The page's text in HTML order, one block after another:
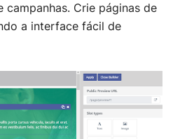
campanhas. Crie páginas de
a interface fácil de